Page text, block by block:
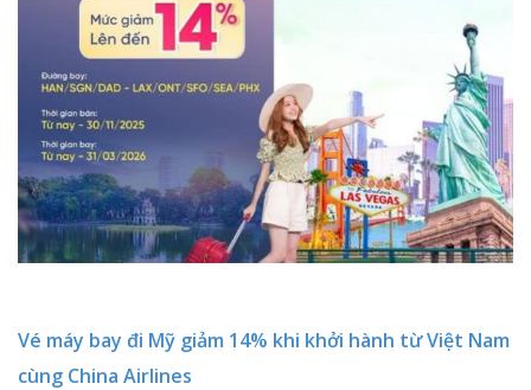
Vé máy bay đi Mỹ giảm 14% khi khởi hành từ Việt Nam
cùng China Airlines